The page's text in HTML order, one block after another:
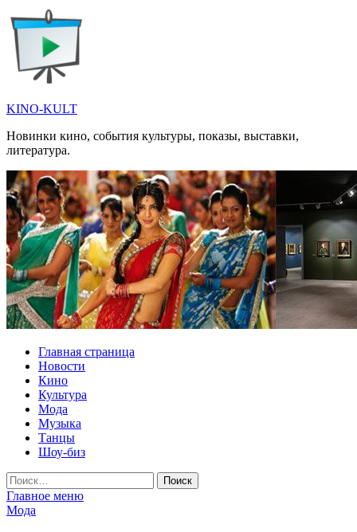
Перейти
к
содержимому
KINO-KULT
Новинки кино, события культуры, показы, выставки,
литература.
Главная страница
Новости
Кино
Культура
Мода
Музыка
Танцы
Шоу-биз
Найти:
Главное меню
Мода